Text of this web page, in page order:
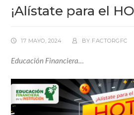
¡Alístate para el
17 MAYO, 2024 BY FACTORGFC
Educación Financiera…